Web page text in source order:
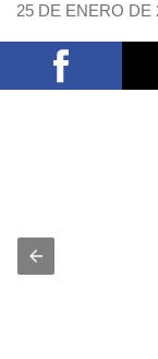
25 DE ENERO DE